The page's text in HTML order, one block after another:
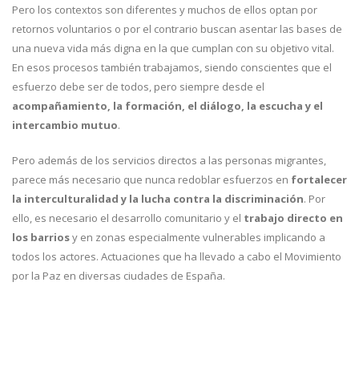
Pero los contextos son diferentes y muchos de ellos optan por
retornos voluntarios o por el contrario buscan asentar las bases de
una nueva vida más digna en la que cumplan con su objetivo vital.
En esos procesos también trabajamos, siendo conscientes que el
esfuerzo debe ser de todos, pero siempre desde el
acompañamiento, la formación, el diálogo, la escucha y el
intercambio mutuo.
Pero además de los servicios directos a las personas migrantes,
parece más necesario que nunca redoblar esfuerzos en fortalecer
la interculturalidad y la lucha contra la discriminación. Por
ello, es necesario el desarrollo comunitario y el trabajo directo en
los barriosy en zonas especialmente vulnerables implicando a
todos los actores. Actuaciones que ha llevado a cabo el Movimiento
por la Paz en diversas ciudades de España.